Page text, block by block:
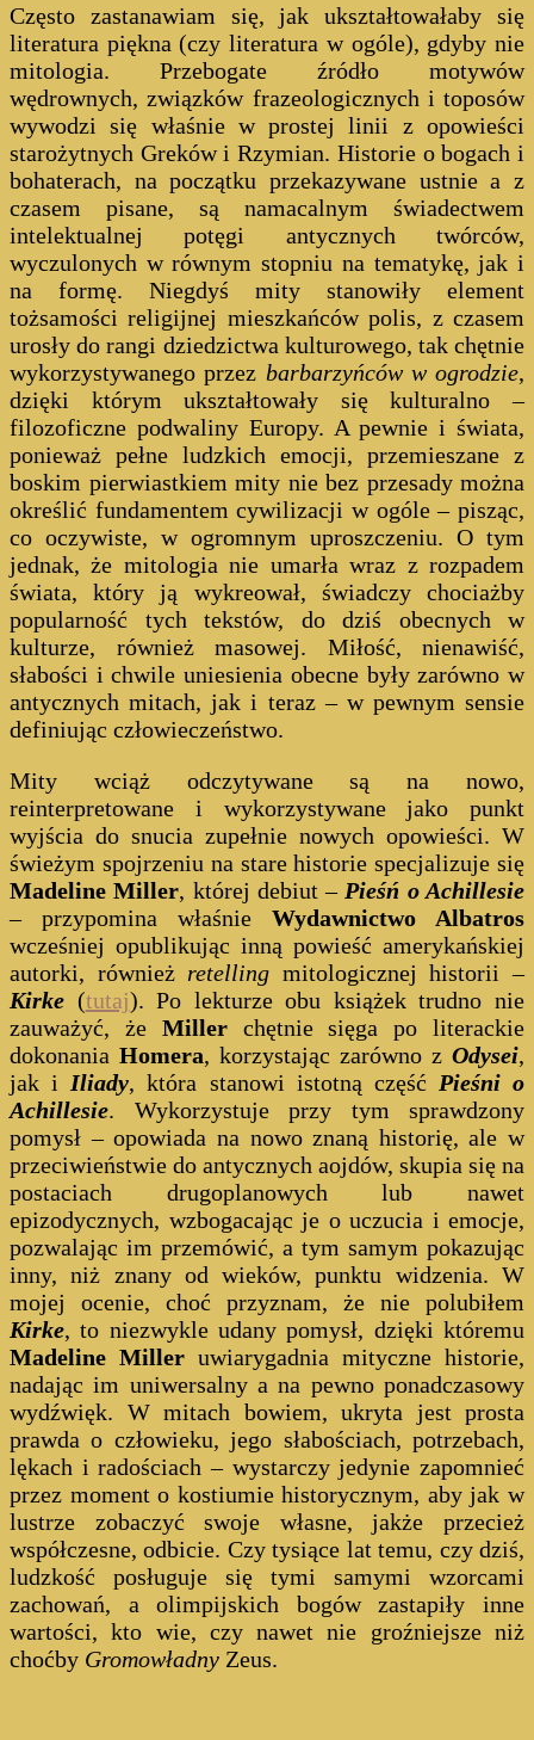
Często zastanawiam się, jak ukształtowałaby się
literatura piękna (czy literatura w ogóle), gdyby nie
mitologia. Przebogate źródło motywów
wędrownych, związków frazeologicznych i toposów
wywodzi się właśnie w prostej linii z opowieści
starożytnych Greków i Rzymian. Historie o bogach i
bohaterach, na początku przekazywane ustnie a z
czasem pisane, są namacalnym świadectwem
intelektualnej potęgi antycznych twórców,
wyczulonych w równym stopniu na tematykę, jak i
na formę. Niegdyś mity stanowiły element
tożsamości religijnej mieszkańców polis, z czasem
urosły do rangi dziedzictwa kulturowego, tak chętnie
wykorzystywanego przez barbarzyńców w ogrodzie,
dzięki którym ukształtowały się kulturalno –
filozoficzne podwaliny Europy. A pewnie i świata,
ponieważ pełne ludzkich emocji, przemieszane z
boskim pierwiastkiem mity nie bez przesady można
określić fundamentem cywilizacji w ogóle – pisząc,
co oczywiste, w ogromnym uproszczeniu. O tym
jednak, że mitologia nie umarła wraz z rozpadem
świata, który ją wykreował, świadczy chociażby
popularność tych tekstów, do dziś obecnych w
kulturze, również masowej. Miłość, nienawiść,
słabości i chwile uniesienia obecne były zarówno w
antycznych mitach, jak i teraz – w pewnym sensie
definiując człowieczeństwo.
Mity wciąż odczytywane są na nowo,
reinterpretowane i wykorzystywane jako punkt
wyjścia do snucia zupełnie nowych opowieści. W
świeżym spojrzeniu na stare historie specjalizuje się
Madeline Miller, której debiut – Pieśń o Achillesie
– przypomina właśnie Wydawnictwo Albatros
wcześniej opublikując inną powieść amerykańskiej
autorki, również retelling mitologicznej historii –
Kirke (tutaj). Po lekturze obu książek trudno nie
zauważyć, że Millerchętnie sięga po literackie
dokonania Homera, korzystając zarówno z Odysei,
jak i Iliady, która stanowi istotną część Pieśni o
Achillesie. Wykorzystuje przy tym sprawdzony
pomysł – opowiada na nowo znaną historię, ale w
przeciwieństwie do antycznych aojdów, skupia się na
postaciach drugoplanowych lub nawet
epizodycznych, wzbogacając je o uczucia i emocje,
pozwalając im przemówić, a tym samym pokazując
inny, niż znany od wieków, punktu widzenia. W
mojej ocenie, choć przyznam, że nie polubiłem
Kirke, to niezwykle udany pomysł, dzięki któremu
Madeline Miller uwiarygadnia mityczne historie,
nadając im uniwersalny a na pewno ponadczasowy
wydźwięk. W mitach bowiem, ukryta jest prosta
prawda o człowieku, jego słabościach, potrzebach,
lękach i radościach – wystarczy jedynie zapomnieć
przez moment o kostiumie historycznym, aby jak w
lustrze zobaczyć swoje własne, jakże przecież
współczesne, odbicie. Czy tysiące lat temu, czy dziś,
ludzkość posługuje się tymi samymi wzorcami
zachowań, a olimpijskich bogów zastapiły inne
wartości, kto wie, czy nawet nie groźniejsze niż
choćby Gromowładny Zeus.